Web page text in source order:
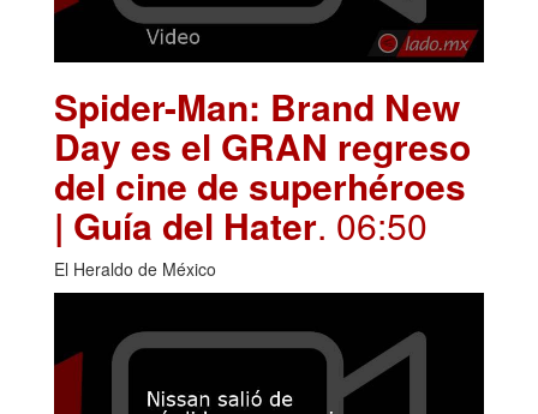
Spider-Man: Brand New
Day es el GRAN regreso
del cine de superhéroes
| Guía del Hater. 06:50
El Heraldo de México